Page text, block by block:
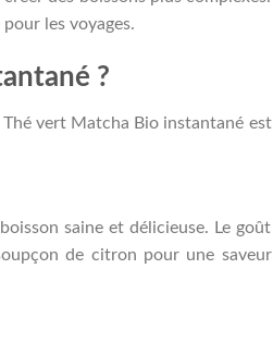
les voyages.
?
vert Matcha Bio instantané est
saine et délicieuse. Le goût
de citron pour une saveur